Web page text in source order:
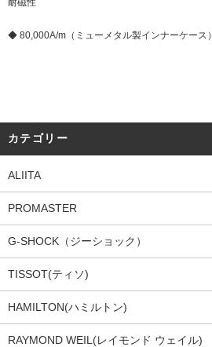
耐磁性
◆ 80,000A/m（ミューメタル製インナーケース）
カテゴリー
ALIITA
PROMASTER
G-SHOCK（ジーショック）
TISSOT(ティソ)
HAMILTON(ハミルトン)
RAYMOND WEIL(レイモンド ウェイル)